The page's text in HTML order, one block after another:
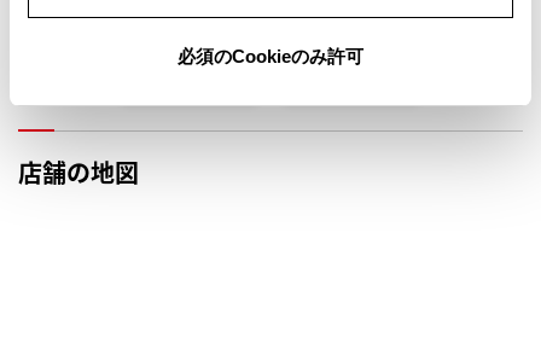
必須のCookieのみ許可
定休日 臨時休業日
店舗の地図